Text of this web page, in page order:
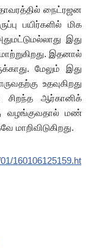
நைட்ரஜன
பயிர்களில் மிக
இது
இதனால்
மேலும் இது
உதவுகிறது
சிறந்த ஆர்கானிக்
வழங்குவதால் மண்
160106125159.ht